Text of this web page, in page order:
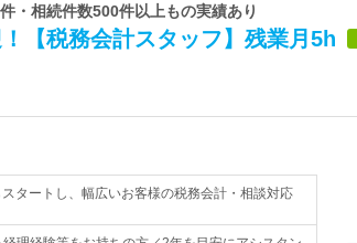
・相続件数500件以上もの実績あり
【税務会計スタッフ】残業月5h
タートし、幅広いお客様の税務会計・相談対応